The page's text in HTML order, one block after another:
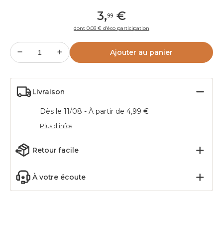
3,99 €
dont 0.03 € d’éco participation
Ajouter au panier
Livraison
Dès le 11/08 - À partir de 4,99 €
Plus d'infos
Retour facile
À votre écoute